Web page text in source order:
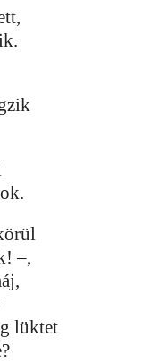
–,
lüktet